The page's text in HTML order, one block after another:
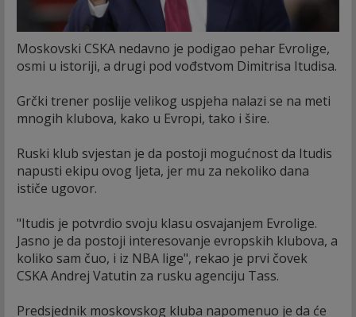
Moskovski CSKA nedavno je podigao pehar Evrolige,
osmi u istoriji, a drugi pod vođstvom Dimitrisa Itudisa.
Grčki trener poslije velikog uspjeha nalazi se na meti
mnogih klubova, kako u Evropi, tako i šire.
Ruski klub svjestan je da postoji mogućnost da Itudis
napusti ekipu ovog ljeta, jer mu za nekoliko dana
ističe ugovor.
"Itudis je potvrdio svoju klasu osvajanjem Evrolige.
Jasno je da postoji interesovanje evropskih klubova, a
koliko sam čuo, i iz NBA lige", rekao je prvi čovek
CSKA Andrej Vatutin za rusku agenciju Tass.
Predsjednik moskovskog kluba napomenuo je da će